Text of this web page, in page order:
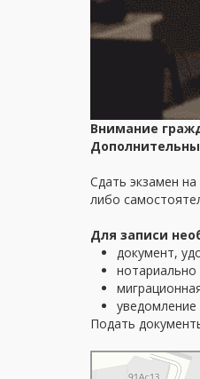
Внимание
Сдать экзамен
либо
Для записи
документ,
уведомление
Подать
Красноярск
Улица Калинина, 79